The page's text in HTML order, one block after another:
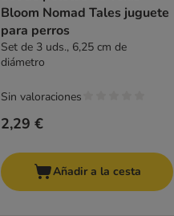
Bloom Nomad Tales juguete
para perros
Set de 3 uds., 6,25 cm de
diámetro
2,29 €
Sin valoraciones
Añadir a la cesta